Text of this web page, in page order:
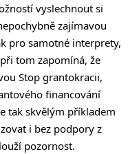
vyslechnout si
zajímavou
pro samotné interprety,
tom zapomíná, že
Stop grantokracii,
financování
tak skvělým příkladem
i bez podpory z
pozornost.